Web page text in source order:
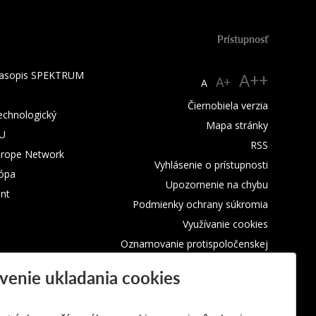
SPEKTRUM
Network
Prístupnosť
A A+ A++
Čiernobiela verzia
Mapa stránky
RSS
Vyhlásenie o prístupnosti
Upozornenie na chybu
Podmienky ochrany súkromia
Využívanie cookies
Oznamovanie protispoločenskej
ukladania cookies